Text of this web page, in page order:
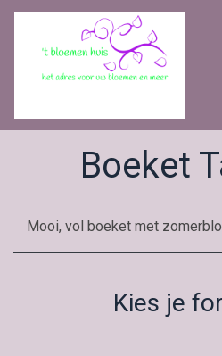
Boeket
Mooi, vol boeket met
Kies je